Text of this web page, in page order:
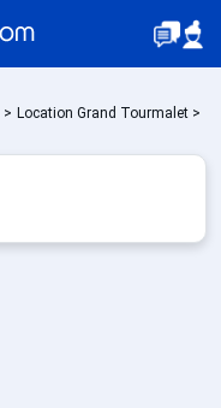
> Location Grand Tourmalet >